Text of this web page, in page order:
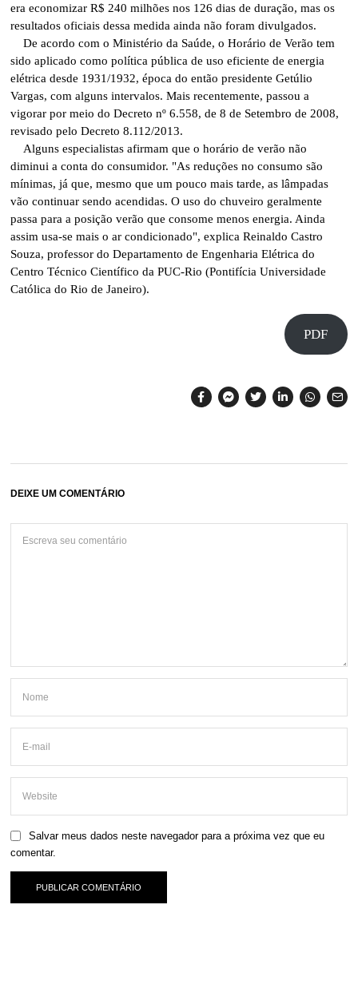
era economizar R$ 240 milhões nos 126 dias de duração, mas os
resultados oficiais dessa medida ainda não foram divulgados.
De acordo com o Ministério da Saúde, o Horário de Verão tem
sido aplicado como política pública de uso eficiente de energia
elétrica desde 1931/1932, época do então presidente Getúlio
Vargas, com alguns intervalos. Mais recentemente, passou a
vigorar por meio do Decreto nº 6.558, de 8 de Setembro de 2008,
revisado pelo Decreto 8.112/2013.
Alguns especialistas afirmam que o horário de verão não
diminui a conta do consumidor. "As reduções no consumo são
mínimas, já que, mesmo que um pouco mais tarde, as lâmpadas
vão continuar sendo acendidas. O uso do chuveiro geralmente
passa para a posição verão que consome menos energia. Ainda
assim usa-se mais o ar condicionado", explica Reinaldo Castro
Souza, professor do Departamento de Engenharia Elétrica do
Centro Técnico Científico da PUC-Rio (Pontifícia Universidade
Católica do Rio de Janeiro).
PDF
DEIXE UM COMENTÁRIO
Salvar meus dados neste navegador para a próxima vez que eu
comentar.